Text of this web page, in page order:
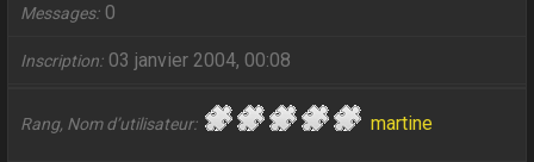
Messages 0
Inscription 03 janvier 2004, 00:08
Rang, Nom d’utilisateur martine